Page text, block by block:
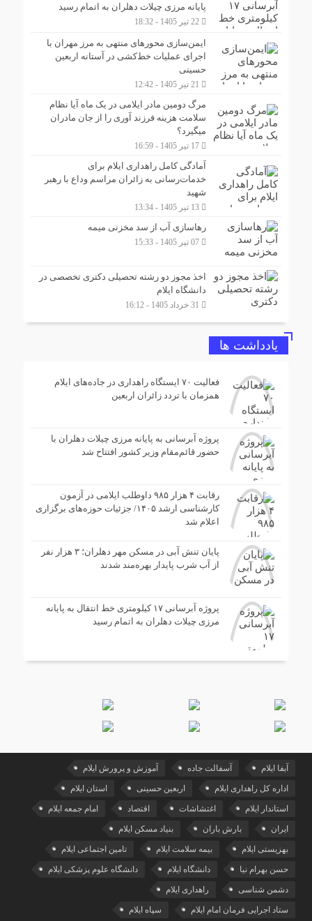
پایانه مرزی چیلات دهلران به اتمام رسید
22 تیر 1405 - 18:32
ایمن‌سازی محورهای منتهی به مرز مهران با
اجرای عملیات خط‌کشی در آستانه اربعین
حسینی
مرگ دومین مادر ایلامی در یک ماه آیا نظام
سلامت هزینه فرزند آوری را از جان مادران
میگیرد؟
17 تیر 1405 - 16:59
آمادگی کامل راهداری ایلام برای
خدمات‌رسانی به زائران مراسم وداع با رهبر
شهید
13 تیر 1405 - 13:34
رهاسازی آب از سد مخزنی میمه
07 تیر 1405 - 15:33
اخذ مجوز دو رشته تحصیلی دکتری تخصصی در
دانشگاه ایلام
یادداشت ها
فعالیت ۷۰ ایستگاه راهداری در جاده‌های ایلام
همزمان با تردد زائران اربعین
پروژه آبرسانی به پایانه مرزی چیلات دهلران با
حضور قائم‌مقام وزیر کشور افتتاح شد
رقابت ۴ هزار ۹۸۵ داوطلب ایلامی در آزمون
کارشناسی ارشد ۱۴۰۵/ جزئیات حوزه‌های برگزاری
اعلام شد
پایان تنش آبی در مسکن مهر دهلران؛ ۳ هزار نفر
از آب شرب پایدار بهره‌مند شدند
پروژه آبرسانی ۱۷ کیلومتری خط انتقال به پایانه
مرزی چیلات دهلران به اتمام رسید
آبفا ایلام آسفالت جاده آموزش و پرورش ایلام
اداره کل راهداری ایلام اربعین حسینی استان ایلام
استاندار ایلام اغتشاشات اقتصاد امام جمعه ایلام
ایران بارش باران بنیاد مسکن ایلام
بهزیستی ایلام بیمه سلامت ایلام تامین اجتماعی ایلام
حسن بهرام نیا دانشگاه ایلام دانشگاه علوم پزشکی ایلام
دشمن شناسی راهداری ایلام
ستاد اجرایی فرمان امام ایلام سپاه ایلام